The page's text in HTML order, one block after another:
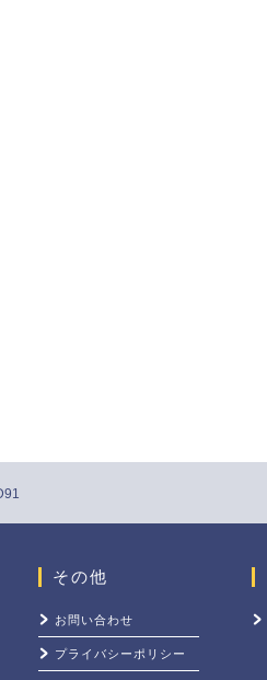
その他
お問い合わせ
プライバシーポリシー